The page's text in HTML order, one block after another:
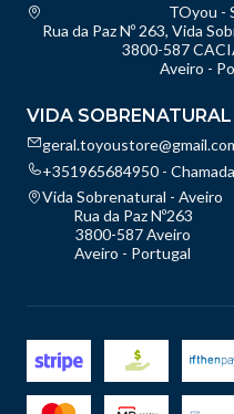
TOyou -
Rua da Paz Nº 263, Vida
3800-587
Aveiro -
VIDA SOBRENATURAL
+351965684950 -
Vida Sobrenatural - Aveiro
Rua da Paz Nº263
3800-587 Aveiro
Aveiro - Portugal